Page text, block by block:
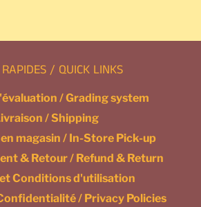
/ QUICK LINKS
/ Grading system
/ Shipping
magasin / In-Store Pick-up
& Retour / Refund & Return
Conditions d'utilisation
/ Privacy Policies